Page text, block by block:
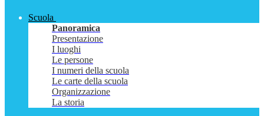
Scuola
Panoramica
Presentazione
I luoghi
Le persone
I numeri della scuola
Le carte della scuola
Organizzazione
La storia